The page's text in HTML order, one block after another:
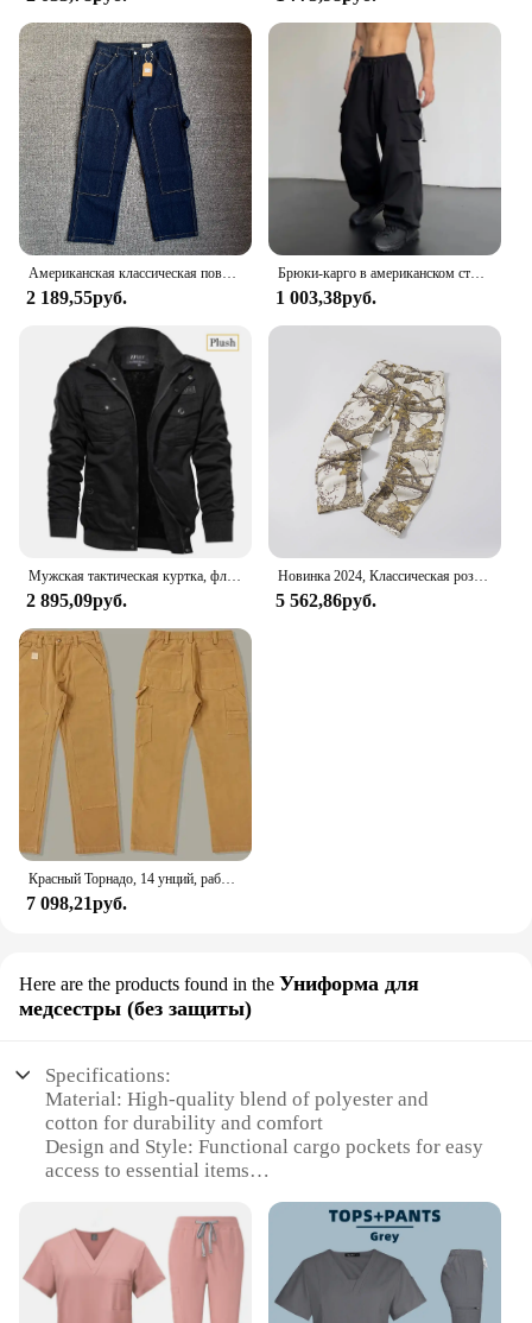
Американская классическая повседневная мужская прямая свободная винтажная рабочая одежда по дереву, джинсы High Street Tide, потертые старые брюки Y2k, молодежные мужские
2 189,55руб.
Брюки-карго в американском стиле, повседневные свободные брюки с завязками, универсальные прямые широкие штаны, рабочая одежда
1 003,38руб.
2 895,09руб.
Новинка 2024, Классическая розовая пляжная хлопковая джинсовая куртка REALTREE с вышивкой, с несколькими карманами, на молнии, рабочая одежда, куртка WT994
5 562,86руб.
7 098,21руб.
Here are the products found in the Униформа для
медсестры (без защиты)
Specifications:
Material: High-quality blend of polyester and
cotton for durability and comfort
Design and Style: Functional cargo pockets for easy
access to essential items
seeking practical and stylish workwear
Performance and Property: Stain-resistant fabric for
easy maintenance
Shape or Size or Weight or Quantity: Available in
multiple sizes to fit a variety of body types